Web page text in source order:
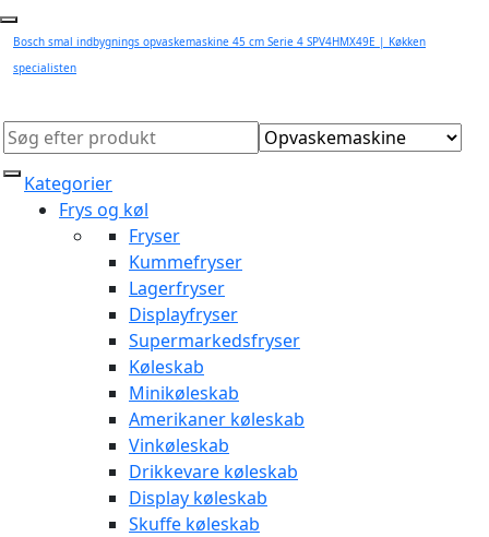
Bosch smal indbygnings opvaskemaskine 45 cm Serie 4 SPV4HMX49E | Køkken
specialisten
Kategorier
Frys og køl
Fryser
Kummefryser
Lagerfryser
Displayfryser
Supermarkedsfryser
Køleskab
Minikøleskab
Amerikaner køleskab
Vinkøleskab
Drikkevare køleskab
Display køleskab
Skuffe køleskab